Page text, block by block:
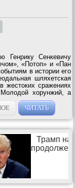
Генрику Сенкевичу
«Потоп» и «Пан
в истории его
шляхетская
жестоких сражениях
Молодой хорунжий, а
не только ратные
ЧИТАТЬ